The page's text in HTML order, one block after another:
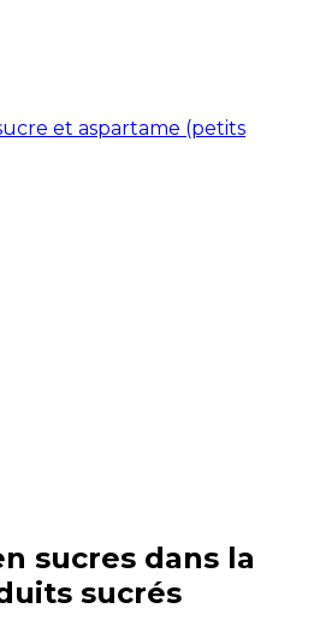
et aspartame (petits
sucres dans la
sucrés